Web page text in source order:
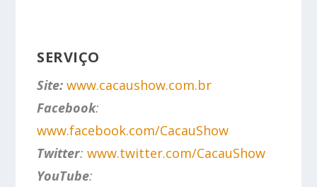
SERVIÇO
Site: www.cacaushow.com.br
Facebook:
www.facebook.com/CacauShow
Twitter: www.twitter.com/CacauShow
YouTube: